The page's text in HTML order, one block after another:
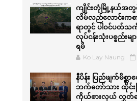
ကျိုင်းတုံမြို့နယ်အတွ
လိမ်လည်လောင်းကစ
ရာတွင် ပါဝင်ပတ်သ
လုပ်ငန်းသုံးပစ္စည်းမ
ရမိ
Ko Lay Naung
နီပိန်း ပြည်ဖျက်မိစ္ဆာ
ဘက်တော်သား ထိုင်း
ကိုယ်စားလှယ် လွှတ်